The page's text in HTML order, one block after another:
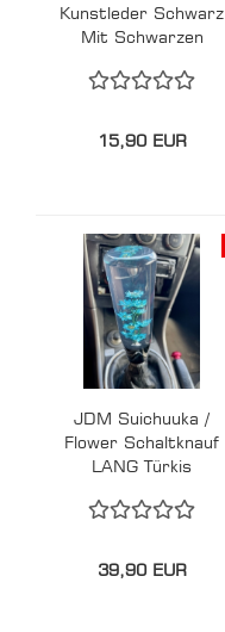
Kunstleder Schwarz
Mit Schwarzen
15,90 EUR
JDM Suichuuka /
Flower Schaltknauf
LANG Türkis
39,90 EUR